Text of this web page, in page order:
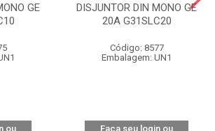
GE
ou
DISJUNTOR DIN MONO GE
20A G31SLC20
Código: 8577
Embalagem: UN1
Faça seu login ou